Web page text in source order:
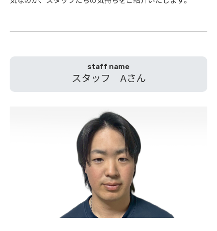
staff name
スタッフ Aさん